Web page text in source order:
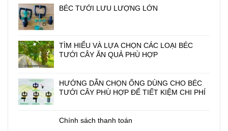
BÉC TƯỚI LƯU LƯỢNG LỚN
TÌM HIỂU VÀ LỰA CHỌN CÁC LOẠI BÉC
TƯỚI CÂY ĂN QUẢ PHÙ HỢP
HƯỚNG DẪN CHỌN ỐNG DÙNG CHO BÉC
TƯỚI CÂY PHÙ HỢP ĐỂ TIẾT KIỆM CHI PHÍ
Chính sách thanh toán